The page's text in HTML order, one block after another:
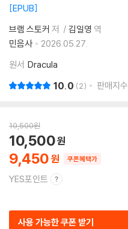
EPUB
브램 스토커 저 김일영 역
민음사
2026.05.27.
원서 Dracula
10.0 2 판매지수
10,500원
9,450
10,500
쿠폰혜택가
YES포인트
사용 가능한 쿠폰 받기